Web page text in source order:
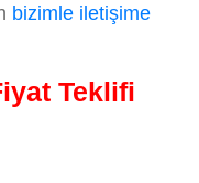
bizimle iletişime
Teklifi